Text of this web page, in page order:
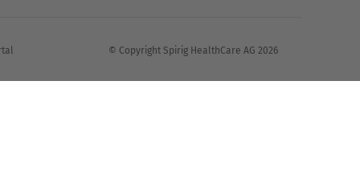
© Copyright Spirig HealthCare AG 2026